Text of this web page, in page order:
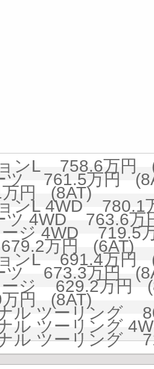
ンL 758.6万円
ツ 761.5万円
円 (8AT)
ンL 4WD 780.1
ツ 4WD 763.6万
ージ 4WD 719.5
万円 (6AT)
ンL 691.4万円
ツ 673.3万円
ージ 629.2万円
円 (8AT)
ル ツーリング
ル ツーリング
ル ツーリング